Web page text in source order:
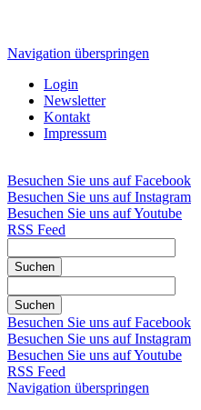
Navigation überspringen
Login
Newsletter
Kontakt
Impressum
Besuchen Sie uns auf Facebook
Besuchen Sie uns auf Instagram
Besuchen Sie uns auf Youtube
RSS Feed
Suchen
Suchen
Besuchen Sie uns auf Facebook
Besuchen Sie uns auf Instagram
Besuchen Sie uns auf Youtube
RSS Feed
Navigation überspringen